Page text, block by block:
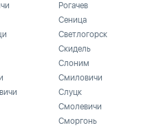
Рогачев
Сеница
Светлогорск
Скидель
Слоним
Смиловичи
Слуцк
Смолевичи
Сморгонь